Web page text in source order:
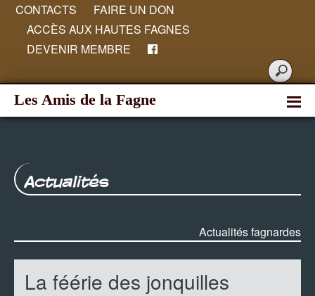
CONTACTS
FAIRE UN DON
ACCÈS AUX HAUTES FAGNES
DEVENIR MEMBRE
Les Amis de la Fagne
Actualités
Actualités fagnardes
La féérie des jonquilles